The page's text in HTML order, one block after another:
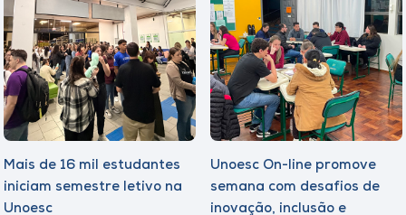
Mais de 16 mil estudantes
iniciam semestre letivo na
Unoesc
Unoesc On-line promove
semana com desafios de
inovação, inclusão e